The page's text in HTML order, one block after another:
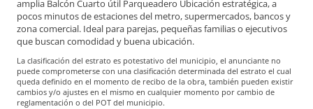
amplia Balcón Cuarto útil Parqueadero Ubicación estratégica, a
pocos minutos de estaciones del metro, supermercados, bancos y
zona comercial. Ideal para parejas, pequeñas familias o ejecutivos
que buscan comodidad y buena ubicación.
La clasificación del estrato es potestativo del municipio, el anunciante no
puede comprometerse con una clasificación determinada del estrato el cual
queda definido en el momento de recibo de la obra, también pueden existir
cambios y/o ajustes en el mismo en cualquier momento por cambio de
reglamentación o del POT del municipio.